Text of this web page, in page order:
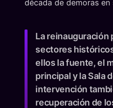
década de demoras en
La reinauguración
sectores
ellos la fuente, el
principal y la Sala
intervención
recuperación de